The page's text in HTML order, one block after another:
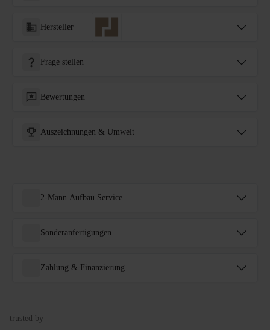
Hersteller
Frage stellen
Bewertungen
Auszeichnungen & Umwelt
2-Mann Aufbau Service
Sonderanfertigungen
Zahlung & Finanzierung
trusted by